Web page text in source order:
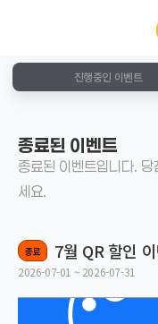
진행중인 이벤트
종료된 이벤트
종료된 이벤트입니다.
세요.
종료 7월 QR 할인
2026-07-01 ~ 2026-07-31